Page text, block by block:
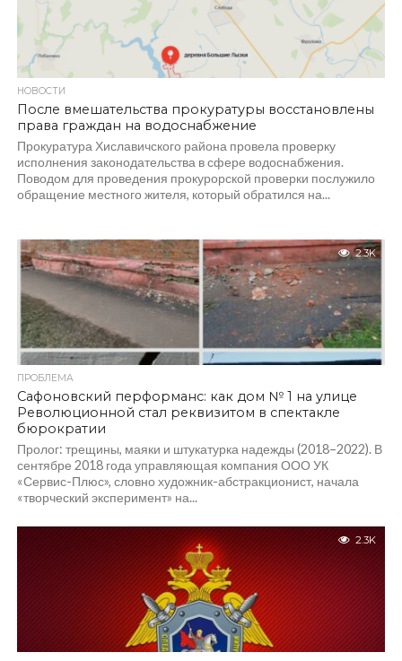
НОВОСТИ
После вмешательства прокуратуры восстановлены
права граждан на водоснабжение
Прокуратура Хиславичского района провела проверку
исполнения законодательства в сфере водоснабжения.
Поводом для проведения прокурорской проверки послужило
обращение местного жителя, который обратился на...
2.3K
ПРОБЛЕМА
Сафоновский перформанс: как дом № 1 на улице
Революционной стал реквизитом в спектакле
бюрократии
Пролог: трещины, маяки и штукатурка надежды (2018–2022). В
сентябре 2018 года управляющая компания ООО УК
«Сервис-Плюс», словно художник-абстракционист, начала
«творческий эксперимент» на...
2.3K